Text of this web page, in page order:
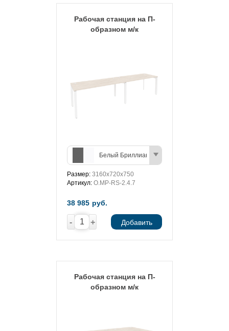
Рабочая станция на П-
образном м/к
Белый Бриллиант/Антрацит
Размер: 3160х720х750
Артикул: O.MP-RS-2.4.7
38 985 руб.
- + Добавить
Рабочая станция на П-
образном м/к